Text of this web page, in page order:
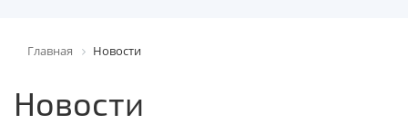
Главная Новости
Новости